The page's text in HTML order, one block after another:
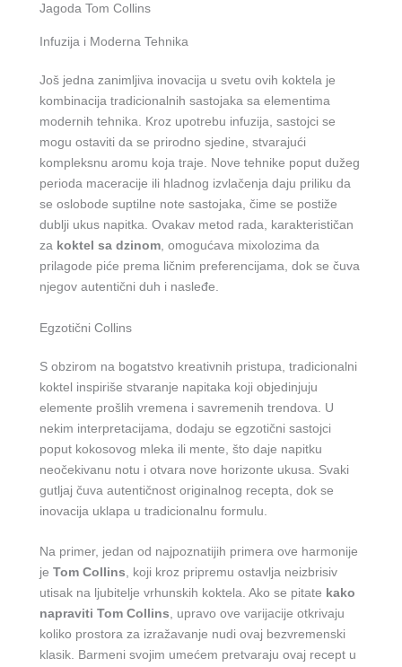
Jagoda Tom Collins
Infuzija i Moderna Tehnika
Još jedna zanimljiva inovacija u svetu ovih koktela je
kombinacija tradicionalnih sastojaka sa elementima
modernih tehnika. Kroz upotrebu infuzija, sastojci se
mogu ostaviti da se prirodno sjedine, stvarajući
kompleksnu aromu koja traje. Nove tehnike poput dužeg
perioda maceracije ili hladnog izvlačenja daju priliku da
se oslobode suptilne note sastojaka, čime se postiže
dublji ukus napitka. Ovakav metod rada, karakterističan
za koktel sa dzinom, omogućava mixolozima da
prilagode piće prema ličnim preferencijama, dok se čuva
njegov autentični duh i nasleđe.
Egzotični Collins
S obzirom na bogatstvo kreativnih pristupa, tradicionalni
koktel inspiriše stvaranje napitaka koji objedinjuju
elemente prošlih vremena i savremenih trendova. U
nekim interpretacijama, dodaju se egzotični sastojci
poput kokosovog mleka ili mente, što daje napitku
neočekivanu notu i otvara nove horizonte ukusa. Svaki
gutljaj čuva autentičnost originalnog recepta, dok se
inovacija uklapa u tradicionalnu formulu.
Na primer, jedan od najpoznatijih primera ove harmonije
je Tom Collins , koji kroz pripremu ostavlja neizbrisiv
utisak na ljubitelje vrhunskih koktela. Ako se pitate kako
napraviti Tom Collins , upravo ove varijacije otkrivaju
koliko prostora za izražavanje nudi ovaj bezvremenski
klasik. Barmeni svojim umećem pretvaraju ovaj recept u